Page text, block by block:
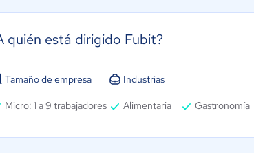
quién está dirigido Fubit?
Tamaño de empresa
Micro: 1 a 9 trabajadores
Industrias
Alimentaria Gastronomía